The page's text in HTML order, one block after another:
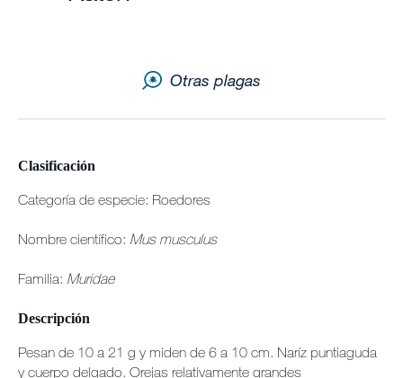
Otras plagas
Clasificación
Categoría de especie: Roedores
Nombre científico: Mus musculus
Familia: Muridae
Descripción
Pesan de 10 a 21 g y miden de 6 a 10 cm. Naríz puntiaguda
y cuerpo delgado. Orejas relativamente grandes